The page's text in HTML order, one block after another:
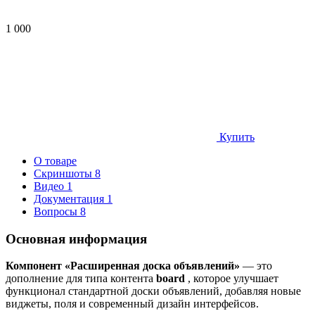
1 000
Купить
О товаре
Скриншоты 8
Видео 1
Документация 1
Вопросы 8
Основная информация
Компонент «Расширенная доска объявлений» — это
дополнение для типа контента board , которое улучшает
функционал стандартной доски объявлений, добавляя новые
виджеты, поля и современный дизайн интерфейсов.